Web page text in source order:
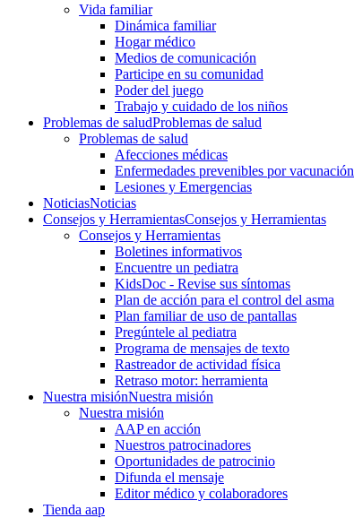
Vida familiar
Dinámica familiar
Hogar médico
Medios de comunicación
Participe en su comunidad
Poder del juego
Trabajo y cuidado de los niños
Problemas de saludProblemas de salud
Problemas de salud
Afecciones médicas
Enfermedades prevenibles por vacunación
Lesiones y Emergencias
NoticiasNoticias
Consejos y HerramientasConsejos y Herramientas
Consejos y Herramientas
Boletines informativos
Encuentre un pediatra
KidsDoc - Revise sus síntomas
Plan de acción para el control del asma
Plan familiar de uso de pantallas
Pregúntele al pediatra
Programa de mensajes de texto
Rastre​​ador de activida​d física
Retraso motor: herramienta
Nuestra misiónNuestra misión
Nuestra misión
AAP en acción
Nuestros patrocinadores
Oportunidades de patrocinio
Difunda el mensaje
Editor médico y colaboradores
Tienda aap